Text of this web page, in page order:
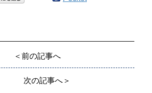
＜前の記事へ
次の記事へ＞